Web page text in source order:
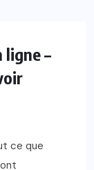
ligne –
ce que